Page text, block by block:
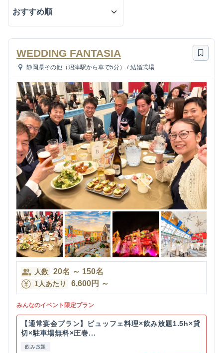
WEDDING FANTASIA
静岡県その他（沼津駅から車で5分） / 結婚式場
人数 20名 ～ 150名
1人あたり 6,600円 ～
みんなのイベント限定プラン
【通常宴会プラン】ビュッフェ料理×飲み放題1.5h×貸
切×駐車場無料×圧巻...
飲み放題